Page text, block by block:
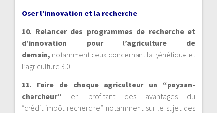
Oser l’innovation et la recherche
10. Relancer des programmes de recherche et
d’innovation pour l’agriculture de
demain, notamment ceux concernant la génétique et
l’agriculture 3.0.
11. Faire de chaque agriculteur un “paysan-
chercheur” en profitant des avantages du
“crédit impôt recherche” notamment sur le sujet des